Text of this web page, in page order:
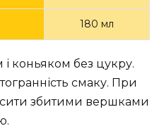
180 мл
коньяком без цукру.
смаку. При
збитими вершками